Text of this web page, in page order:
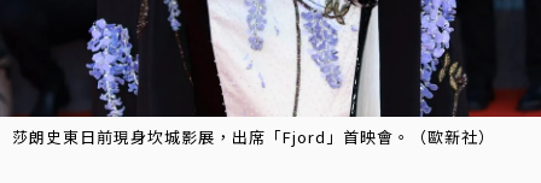
莎朗史東日前現身坎城影展，出席「Fjord」首映會。（歐新社）